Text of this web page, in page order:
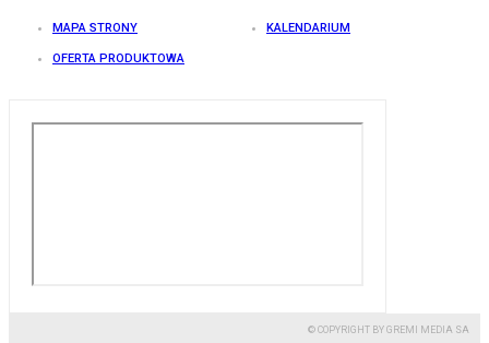
MAPA STRONY KALENDARIUM
OFERTA PRODUKTOWA
© COPYRIGHT BY GREMI MEDIA SA